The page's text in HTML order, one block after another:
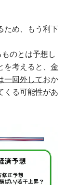
ため、もう利下
のとは予想し
考えると、 金
一回外しておか
くる可能性があ